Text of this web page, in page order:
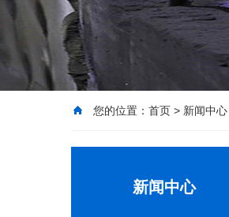
您的位置： 首页 > 新闻中心
新闻中心